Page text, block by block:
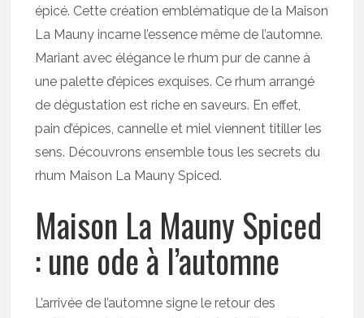
épicé. Cette création emblématique de la Maison
La Mauny incarne l’essence même de l’automne.
Mariant avec élégance le rhum pur de canne à
une palette d’épices exquises. Ce rhum arrangé
de dégustation est riche en saveurs. En effet,
pain d’épices, cannelle et miel viennent titiller les
sens. Découvrons ensemble tous les secrets du
rhum Maison La Mauny Spiced.
Maison La Mauny Spiced
: une ode à l’automne
L’arrivée de l’automne signe le retour des